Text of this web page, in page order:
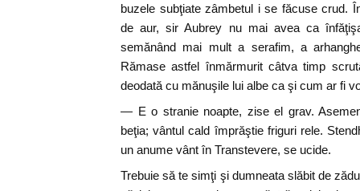
buzele subţiate zâmbetul i se făcuse crud.
de aur, sir Aubrey nu mai avea ca
semănând mai mult a serafim, a
Rămase astfel înmărmurit câtva timp
deodată cu mănuşile lui albe ca şi cum ar fi
— E o stranie noapte, zise el grav.
beţia; vântul cald împrăştie friguri rele.
un anume vânt în Transtevere, se ucide.
Trebuie să te simţi şi dumneata slăbit de